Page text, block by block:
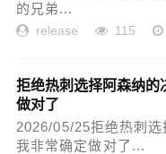
的兄弟...
release 115
拒绝热刺选择阿森纳
做对了
2026/05/25拒绝热刺选
我非常确定做对了...